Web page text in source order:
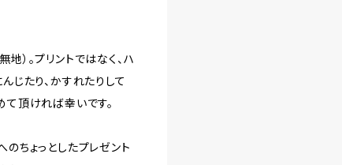
）。プリントではなく、ハ
じたり、かすれたりして
て頂ければ幸いです。
ちょっとしたプレゼント